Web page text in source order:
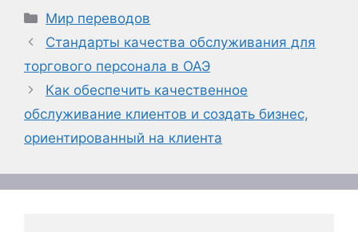
Рубрики
Мир переводов
Стандарты качества обслуживания для
торгового персонала в ОАЭ
Как обеспечить качественное
обслуживание клиентов и создать бизнес,
ориентированный на клиента